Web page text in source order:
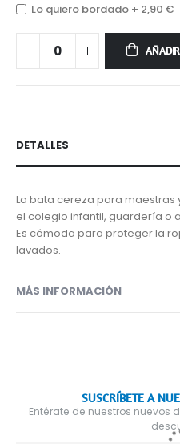
Lo quiero bordado + 2,90 €
AÑADIR
DETALLES
La bata cereza para maestras
el colegio infantil, guardería o
Es cómoda para proteger la
lavados.
MÁS INFORMACIÓN
SUSCRÍBETE A
Entérate de nuestros nuevos